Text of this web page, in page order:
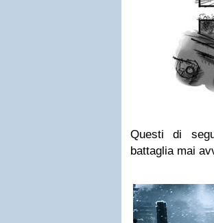
Questi di
battaglia mai